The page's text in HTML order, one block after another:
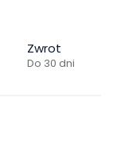
Zwrot
Do 30 dni